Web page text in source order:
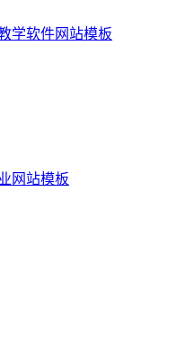
学软件网站模板
网站模板